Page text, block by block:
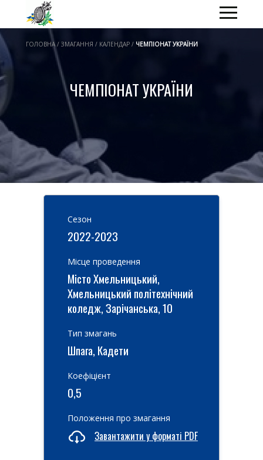
ГОЛОВНА / ЗМАГАННЯ / КАЛЕНДАР / ЧЕМПІОНАТ УКРАЇНИ
ЧЕМПІОНАТ УКРАЇНИ
Cезон
2022-2023
Місце проведення
Місто Хмельницький,
Хмельницький політехнічний
коледж, Зарічанська, 10
Тип змагань
Шпага, Кадети
Коефіцієнт
0,5
Положення про змагання
Завантажити у форматі PDF